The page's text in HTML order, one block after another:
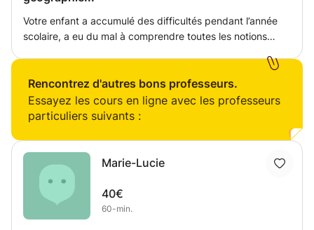
Votre enfant a accumulé des difficultés pendant l’année
scolaire, a eu du mal à comprendre toutes les notions
prochaine, veut s’avancer sur le programme de l’année
prochaine... Je propose des cours pendant les vacances
d’été à partir du 20 juin. Je suis lycéenne en fin de
première avec spécialités maths, physique chimie et svt.
je garderai maths physique-chimie en spécialités plus
maths expertes. Je suis une très bonne élève ayant
obtenu mon brevet mention très bien avec 18,75/20. Je
peux aider dans toutes les matières. J’ai déjà donné plus
de 50h de cours à divers types d’élèves de différents
niveaux, et je sais m’adapter à chacun de leurs besoins.
Rencontrez d'autres bons professeurs.
Essayez les cours en ligne avec les professeurs
particuliers suivants :
Marie-Lucie
40€
60-min.